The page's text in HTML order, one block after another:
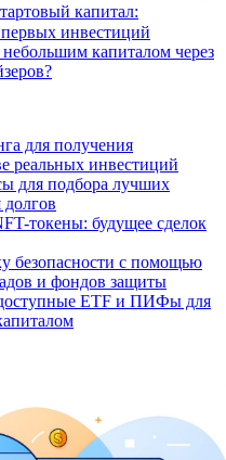
капитал:
инвестиций
небольшим капиталом через
для получения
реальных инвестиций
для подбора лучших
токены: будущее сделок
безопасности с помощью
и фондов защиты
ETF и ПИФы для